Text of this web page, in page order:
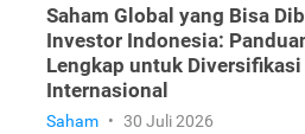
Saham Global yang Bisa
Investor Indonesia:
Lengkap untuk Diversifikasi
Internasional
Saham • 30 Juli 2026